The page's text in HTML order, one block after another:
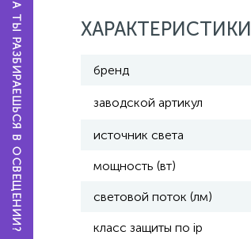
ХАРАКТЕРИСТИКИ
бренд
заводской артикул
источник света
мощность (вт)
световой поток (лм)
класс защиты по ip
А ТЫ РАЗБИРАЕШЬСЯ В ОСВЕЩЕНИИ?